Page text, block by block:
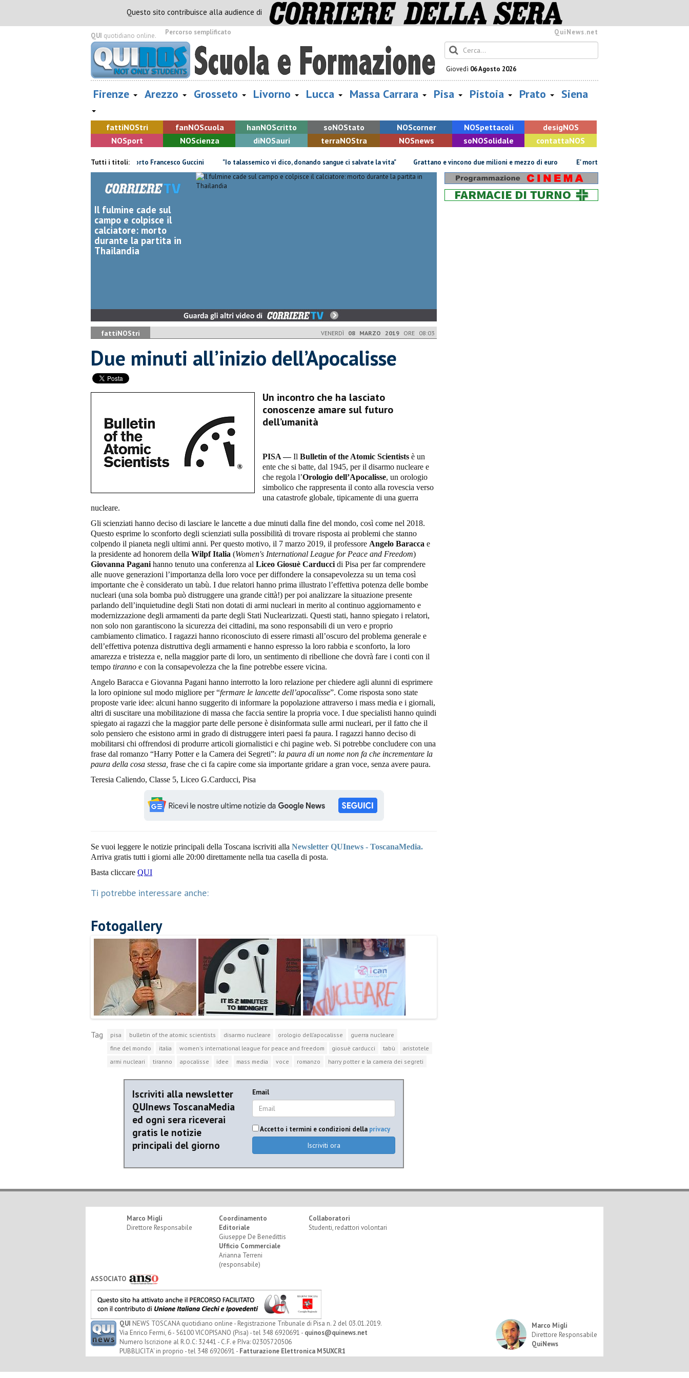
Questo sito contribuisce alla audience di
QUI quotidiano online. Percorso semplificato QuiNews.net
Giovedì 06 Agosto 2026
Firenze Arezzo Grosseto Livorno Lucca Massa Carrara Pisa Pistoia Prato Siena
fattiNOStri fanNOScuola hanNOScritto soNOStato NOScorner NOSpettacoli desigNOS
NOSport NOScienza diNOSauri terraNOStra NOSnews soNOSolidale contattaNOS
Tutti i titoli:
E' morto Francesco Guccini "Io talassemico vi dico, donando sangue ci salvate la vita" Grattano e vincono due milioni e mezzo di euro E' morto Francesco Guccini
Il fulmine cade sul
campo e colpisce il
calciatore: morto
durante la partita in
Thailandia
fattiNOStri VENERDÌ 08 MARZO 2019 ORE 08:03
​Due minuti all’inizio dell’Apocalisse
Un incontro che ha lasciato
conoscenze amare sul futuro
dell’umanità
PISA —Il Bulletin of the Atomic Scientists è un
ente che si batte, dal 1945, per il disarmo nucleare e
che regola l’Orologio dell’Apocalisse, un orologio
simbolico che rappresenta il conto alla rovescia verso
una catastrofe globale, tipicamente di una guerra
nucleare.
Gli scienziati hanno deciso di lasciare le lancette a due minuti dalla fine del mondo, così come nel 2018.
Questo esprime lo sconforto degli scienziati sulla possibilità di trovare risposta ai problemi che stanno
colpendo il pianeta negli ultimi anni. Per questo motivo, il 7 marzo 2019, il professore Angelo Baracca e
la presidente ad honorem della Wilpf Italia (Women's International League for Peace and Freedom)
Giovanna Pagani hanno tenuto una conferenza al Liceo Giosuè Carducci di Pisa per far comprendere
alle nuove generazioni l’importanza della loro voce per diffondere la consapevolezza su un tema così
importante che è considerato un tabù. I due relatori hanno prima illustrato l’effettiva potenza delle bombe
nucleari (una sola bomba può distruggere una grande città!) per poi analizzare la situazione presente
parlando dell’inquietudine degli Stati non dotati di armi nucleari in merito al continuo aggiornamento e
modernizzazione degli armamenti da parte degli Stati Nuclearizzati. Questi stati, hanno spiegato i relatori,
non solo non garantiscono la sicurezza dei cittadini, ma sono responsabili di un vero e proprio
cambiamento climatico. I ragazzi hanno riconosciuto di essere rimasti all’oscuro del problema generale e
dell’effettiva potenza distruttiva degli armamenti e hanno espresso la loro rabbia e sconforto, la loro
amarezza e tristezza e, nella maggior parte di loro, un sentimento di ribellione che dovrà fare i conti con il
tempo tiranno e con la consapevolezza che la fine potrebbe essere vicina.
Angelo Baracca e Giovanna Pagani hanno interrotto la loro relazione per chiedere agli alunni di esprimere
la loro opinione sul modo migliore per “fermare le lancette dell’apocalisse”. Come risposta sono state
proposte varie idee: alcuni hanno suggerito di informare la popolazione attraverso i mass media e i giornali,
altri di suscitare una mobilitazione di massa che faccia sentire la propria voce. I due specialisti hanno quindi
spiegato ai ragazzi che la maggior parte delle persone è disinformata sulle armi nucleari, per il fatto che il
solo pensiero che esistono armi in grado di distruggere interi paesi fa paura. I ragazzi hanno deciso di
mobilitarsi chi offrendosi di produrre articoli giornalistici e chi pagine web. Si potrebbe concludere con una
frase dal romanzo “Harry Potter e la Camera dei Segreti”: la paura di un nome non fa che incrementare la
paura della cosa stessa, frase che ci fa capire come sia importante gridare a gran voce, senza avere paura.
Teresia Caliendo, Classe 5, Liceo G.Carducci, Pisa
Se vuoi leggere le notizie principali della Toscana iscriviti alla Newsletter QUInews - ToscanaMedia.
Arriva gratis tutti i giorni alle 20:00 direttamente nella tua casella di posta.
Basta cliccare QUI
Ti potrebbe interessare anche:
Fotogallery
Tag pisa bulletin of the atomic scientists disarmo nucleare orologio dell'apocalisse
guerra nucleare
fine del mondo
italia women's international league for peace and freedom giosuè carducci tabù
aristotele
armi nucleari
tiranno apocalisse idee mass media voce romanzo harry potter e la camera dei segreti
Iscriviti alla newsletter
QUInews ToscanaMedia
ed ogni sera riceverai
gratis le notizie
principali del giorno
Email
Accetto i termini e condizioni della privacy
Iscriviti ora
Marco Migli
Direttore Responsabile
Coordinamento
Editoriale
Giuseppe De Benedittis
Ufficio Commerciale
Arianna Terreni
(responsabile)
Collaboratori
Studenti, redattori volontari
ASSOCIATO
QUI NEWS TOSCANA quotidiano online - Registrazione Tribunale di Pisa n. 2 del 03.01.2019.
Via Enrico Fermi, 6 - 56100 VICOPISANO (Pisa) - tel 348 6920691 - quinos@quinews.net
Numero Iscrizione al R.O.C: 32441 - C.F. e P.Iva: 02305720506
PUBBLICITA' in proprio - tel 348 6920691 - Fatturazione Elettronica M5UXCR1
Marco Migli
Direttore Responsabile
QuiNews